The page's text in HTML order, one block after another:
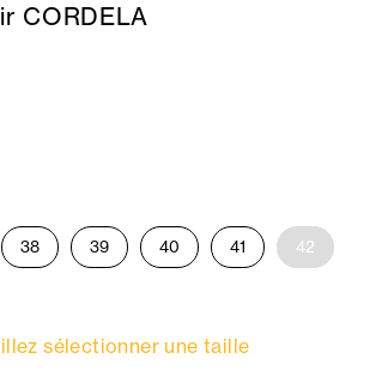
CORDELA
38 39 40 41 42
sélectionner une taille